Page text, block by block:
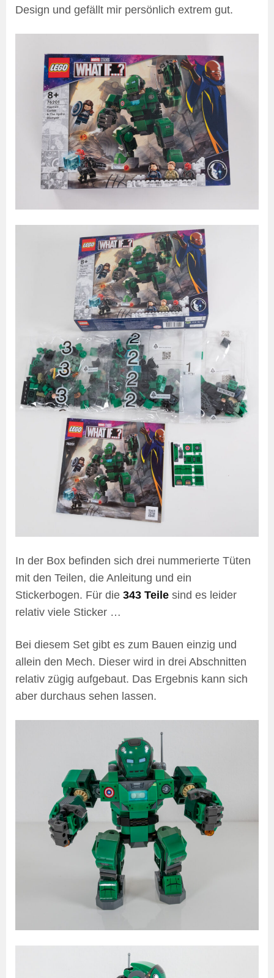
Design und gefällt mir persönlich extrem gut.
In der Box befinden sich drei nummerierte Tüten
mit den Teilen, die Anleitung und ein
Stickerbogen. Für die 343 Teile sind es leider
relativ viele Sticker …
Bei diesem Set gibt es zum Bauen einzig und
allein den Mech. Dieser wird in drei Abschnitten
relativ zügig aufgebaut. Das Ergebnis kann sich
aber durchaus sehen lassen.